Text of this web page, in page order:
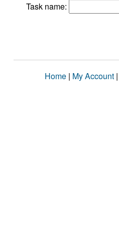
Task name:
Home | My Account |